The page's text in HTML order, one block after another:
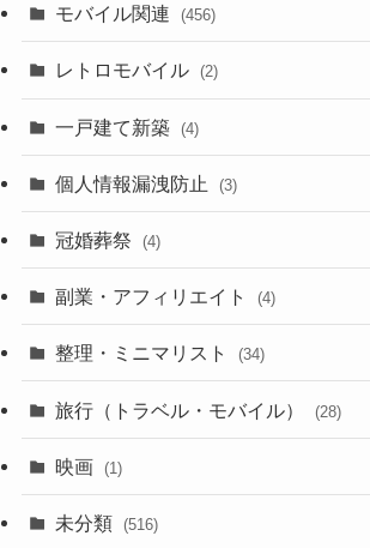
(10)
(18)
(19)
(6)
(8)
(9)
モバイル関連 (456)
(3)
(3)
(6)
レトロモバイル (2)
一戸建て新築 (4)
個人情報漏洩防止 (3)
冠婚葬祭 (4)
副業・アフィリエイト (4)
整理・ミニマリスト (34)
旅行（トラベル・モバイル） (28)
映画 (1)
未分類 (516)